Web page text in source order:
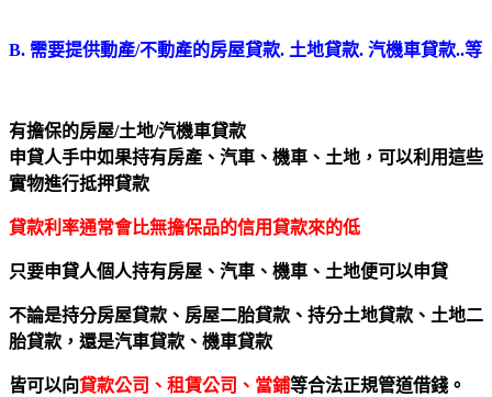
B. 需要提供動產/不動產的房屋貸款. 土地貸款. 汽機車貸款..等
有擔保的房屋/土地/汽機車貸款
申貸人手中如果持有房產、汽車、機車、土地，可以利用這些
實物進行抵押貸款
貸款利率通常會比無擔保品的信用貸款來的低
只要申貸人個人持有房屋、汽車、機車、土地便可以申貸
不論是持分房屋貸款、房屋二胎貸款、持分土地貸款、土地二
胎貸款，還是汽車貸款、機車貸款
皆可以向貸款公司、租賃公司、當鋪等合法正規管道借錢。